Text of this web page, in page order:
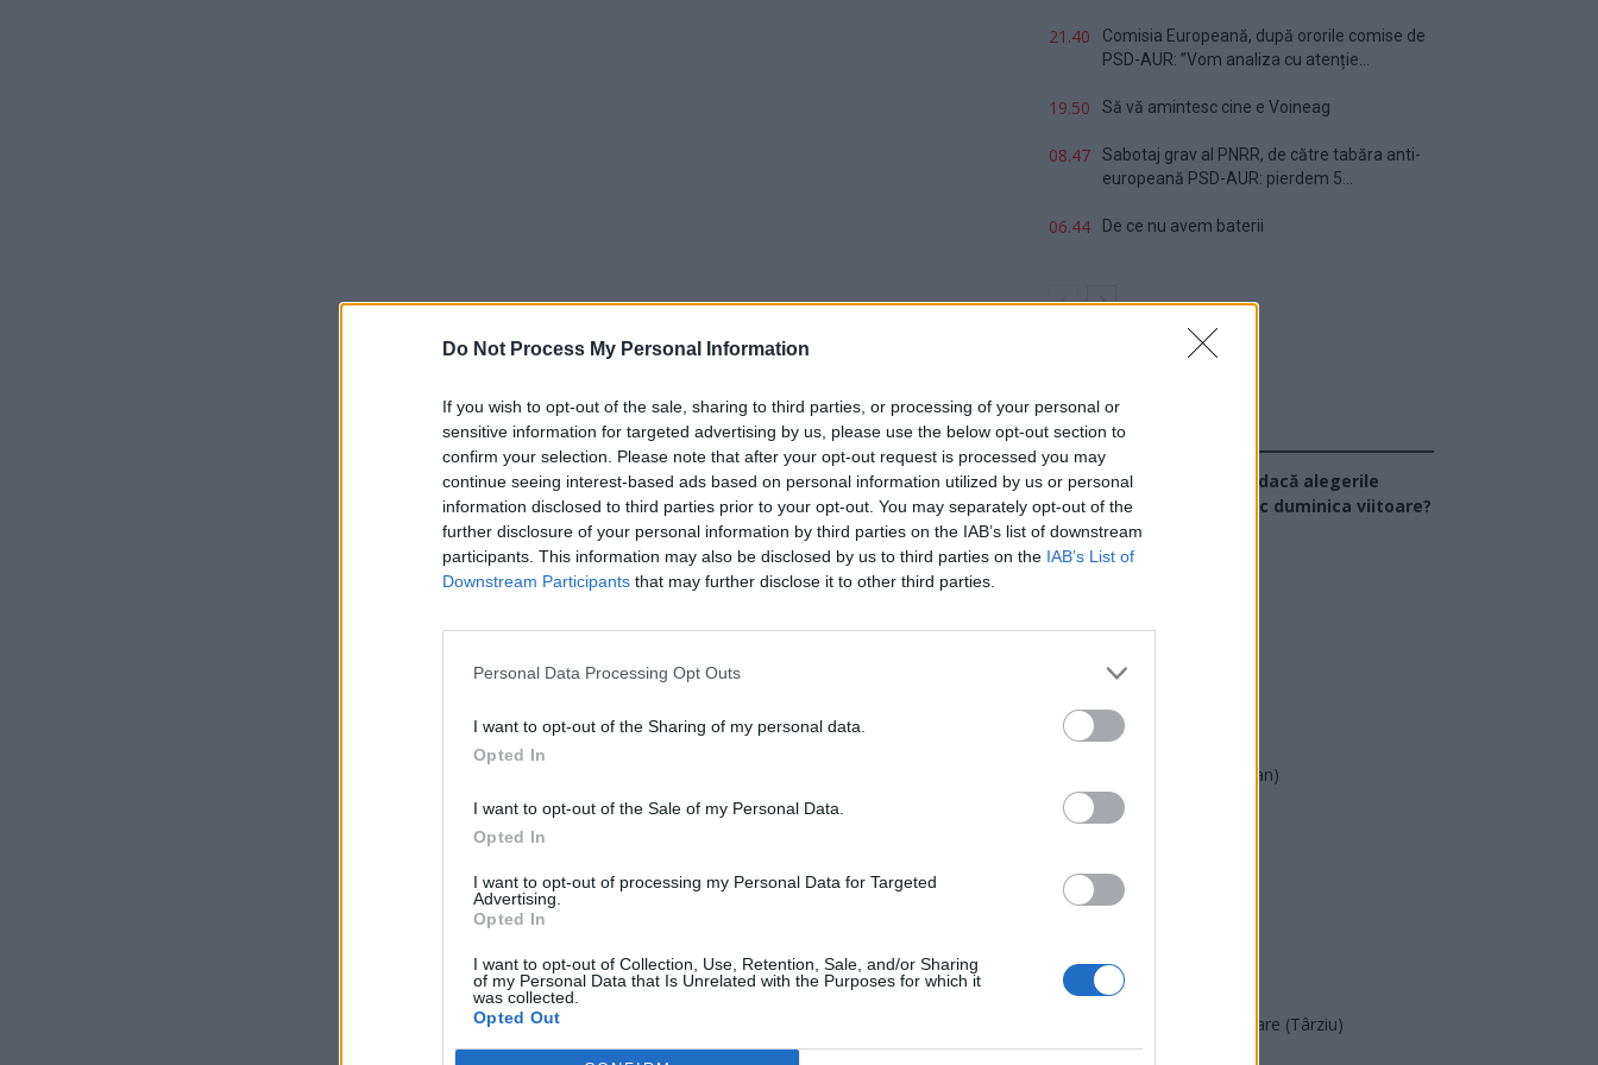
Do Not Process My Personal Information
If you wish to opt-out of the sale, sharing to third parties, or processing of your personal or
sensitive information for targeted advertising by us, please use the below opt-out section to
confirm your selection. Please note that after your opt-out request is processed you may
continue seeing interest-based ads based on personal information utilized by us or personal
information disclosed to third parties prior to your opt-out. You may separately opt-out of the
further disclosure of your personal information by third parties on the IAB’s list of downstream
participants. This information may also be disclosed by us to third parties on the IAB’s List of
Downstream Participants that may further disclose it to other third parties.
Personal Data Processing Opt Outs
I want to opt-out of the Sharing of my personal data.
Opted In
I want to opt-out of the Sale of my Personal Data.
Opted In
I want to opt-out of processing my Personal Data for Targeted
Advertising.
Opted In
I want to opt-out of Collection, Use, Retention, Sale, and/or Sharing
of my Personal Data that Is Unrelated with the Purposes for which it
was collected.
Opted Out
21.40
Comisia Europeană, după ororile comise de
PSD-AUR: ”Vom analiza cu atenție...
19.50 Să vă amintesc cine e Voineag
08.47
Sabotaj grav al PNRR, de către tabăra anti-
europeană PSD-AUR: pierdem 5...
06.44 De ce nu avem baterii
Sondaj
Ce partid ați vota dacă alegerile
parlamentare ar avea loc duminica viitoare?
USR
PSD
AUR
PMP (Tomac)
Forța Dreptei (L. Orban)
PNȚMM
SENS
PACE (Peia)
Acțiunea Conservatoare (Târziu)